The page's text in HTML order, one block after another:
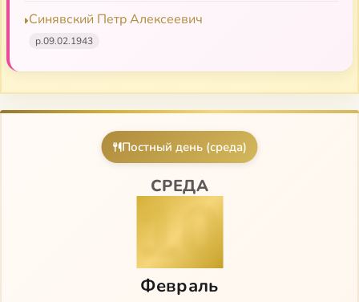
Синявский Петр Алексеевич
р.09.02.1943
Постный день (среда)
СРЕДА
10
Февраль